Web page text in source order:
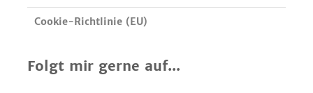
Cookie-Richtlinie (EU)
Folgt mir gerne auf...